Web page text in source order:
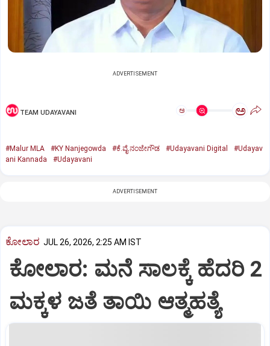
ADVERTISEMENT
TEAM UDAYAVANI ಅ ಅ
#Malur MLA #KY Nanjegowda #ಕೆ.ವೈ.ನಂಜೇಗೌಡ #Udayavani Digital
#Udayav
ani Kannada
#Udayavani
ADVERTISEMENT
ಕೋಲಾರ JUL 26, 2026, 2:25 AM IST
ಕೋಲಾರ: ಮನೆ ಸಾಲಕ್ಕೆ ಹೆದರಿ 2
ಮಕ್ಕಳ ಜತೆ ತಾಯಿ ಆತ್ಮಹತ್ಯೆ